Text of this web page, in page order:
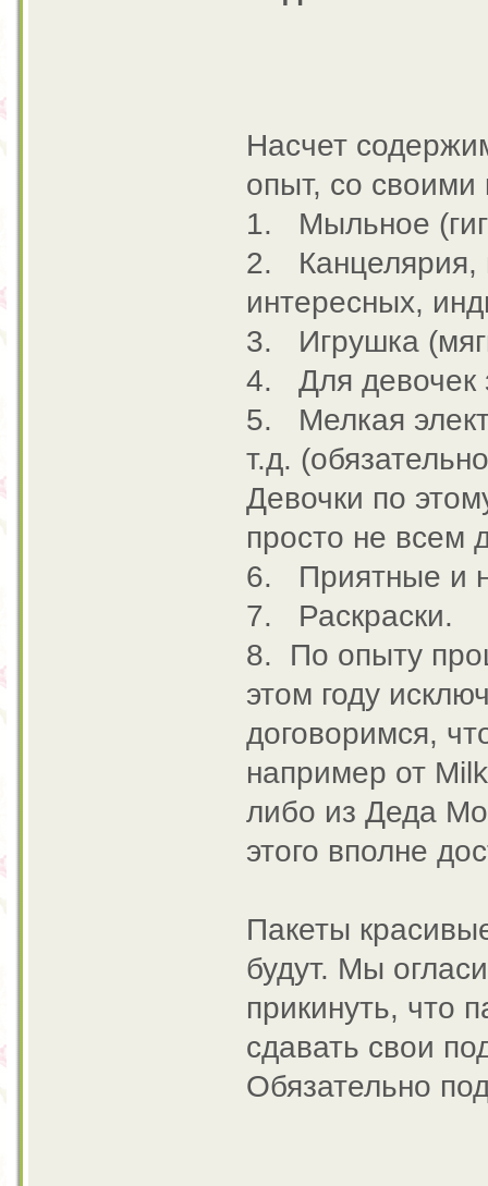
Насчет
опыт, со своими
1. Мыльное
2. Канцелярия,
интересных,
3. Игрушка
4. Для девочек
5. Мелкая
т.д.
Девочки по
просто не всем
6. Приятные и
7. Раскраски.
8. По опыту
этом году
договоримся,
например от
либо из Деда
этого вполне
Пакеты
будут. Мы
прикинуть, что
сдавать свои
Обязательно